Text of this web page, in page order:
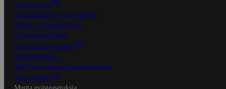
Oiva-raportit
Osuuskauppojen yhteystiedot
Tilaus- ja toimitusehdot
Tietosuojakäytäntö
Palvelun käyttöehdot
Saavutettavuus
Mobiilisovelluksen saavutettavuus
Mainostajalle